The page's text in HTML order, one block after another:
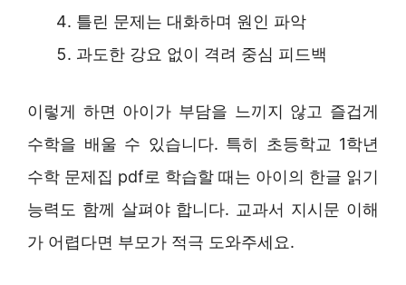
틀린 문제는 대화하며 원인 파악
과도한 강요 없이 격려 중심 피드백
이렇게 하면 아이가 부담을 느끼지 않고 즐겁게
수학을 배울 수 있습니다. 특히 초등학교 1학년
수학 문제집 pdf로 학습할 때는 아이의 한글 읽기
능력도 함께 살펴야 합니다. 교과서 지시문 이해
가 어렵다면 부모가 적극 도와주세요.